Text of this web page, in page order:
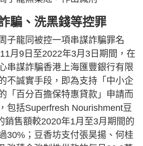
騙、洗黑錢等控罪
子龍同被控一項串謀詐騙罪名
月9日至2022年3月3日期間，在
串謀詐騙香港上海匯豐銀行有限
不誠實手段，即為支持「中小企
「百分百擔保特惠貸款」申請而
包括Superfresh Nourishment豆
銷售額較2020年1月至3月期間的
30%；豆香坊支付張昊揚、何桂